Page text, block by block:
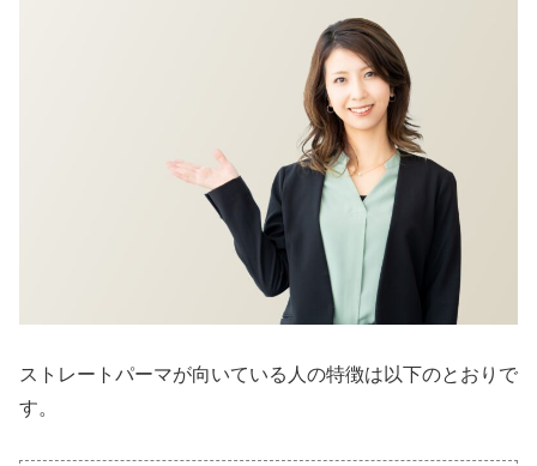
ストレートパーマが向いている人の特徴は以下のとおりで
す。